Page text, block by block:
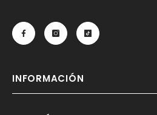
INFORMACIÓN